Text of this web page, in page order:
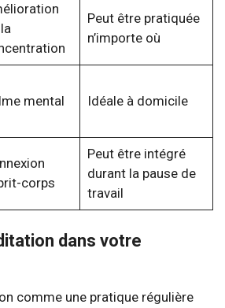
Peut être pratiquée
n’importe où
mental Idéale à domicile
corps
Peut être intégré
durant la pause de
travail
dans votre
comme une pratique régulière